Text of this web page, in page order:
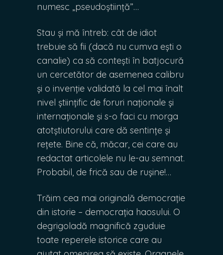
numesc „pseudoștiință”…
Stau și mă întreb: cât de idiot
trebuie să fii (dacă nu cumva ești o
canalie) ca să contești în batjocură
un cercetător de asemenea calibru
și o invenție validată la cel mai înalt
nivel științific de foruri naționale și
internaționale și s-o faci cu morga
atotștiutorului care dă sentințe și
rețete. Bine că, măcar, cei care au
redactat articolele nu le-au semnat.
Probabil, de frică sau de rușine!…
Trăim cea mai originală democrație
din istorie – democrația haosului. O
degrigoladă magnifică zguduie
toate reperele istorice care au